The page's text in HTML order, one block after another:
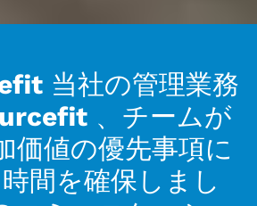
当社の管理業務
、チームが
価値の優先事項に
間を確保しまし